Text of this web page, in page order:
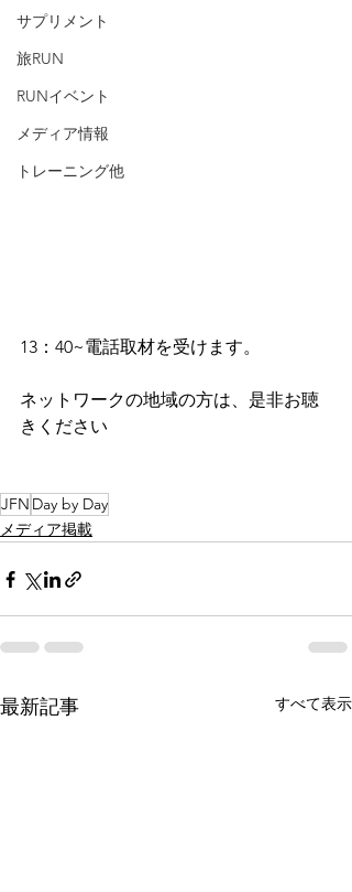
サプリメント
旅RUN
RUNイベント
メディア情報
トレーニング他
13：40~電話取材を受けます。
ネットワークの地域の方は、是非お聴
きください
JFN Day by Day
メディア掲載
最新記事 すべて表示